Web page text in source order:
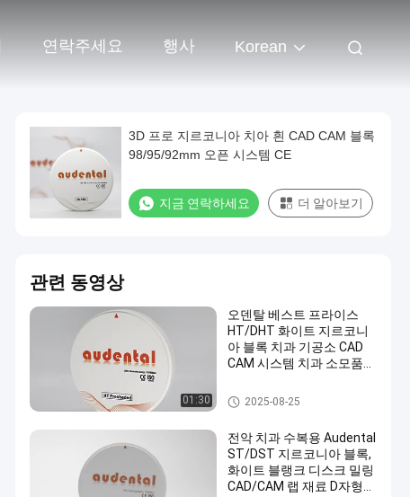
연락주세요 행사 Korean
3D 프로 지르코니아 치아 흰 CAD CAM 블록
98/95/92mm 오픈 시스템 CE
지금 연락하세요 더 알아보기
관련 동영상
01:30
오덴탈 베스트 프라이스
HT/DHT 화이트 지르코니
아 블록 치과 기공소 CAD
CAM 시스템 치과 소모품
치과 용 지르코니아 블록
2025-08-25
전악 치과 수복용 Audental
ST/DST 지르코니아 블록,
화이트 블랭크 디스크 밀링
CAD/CAM 랩 재료 D자형